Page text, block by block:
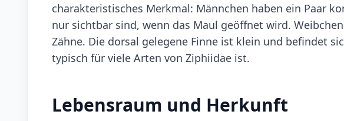
charakteristisches Merkmal: Männchen haben ein Paar
nur sichtbar sind, wenn das Maul geöffnet wird.
Zähne. Die dorsal gelegene Finne ist klein und befindet
typisch für viele Arten von Ziphiidae ist.
Lebensraum und Herkunft